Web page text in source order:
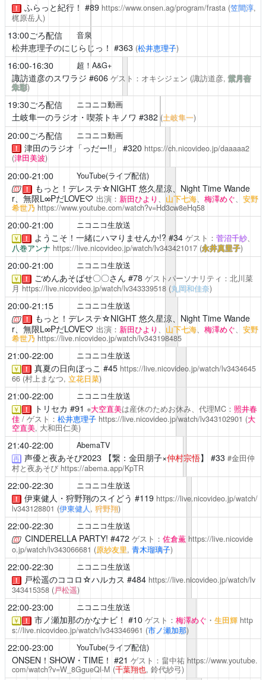
！ ふらっと紀行！ #89 https://www.onsen.ag/program/frasta (笠間淳,
梶原岳人)
13:00ごろ配信 音泉
松井恵理子のにじらじっ！ #363 (松井恵理子)
16:00-16:30 超！A&G+
諏訪道彦のスワラジ #606 ゲスト：オキシジェン (諏訪道彦,紫月杏
朱彩)
19:30ごろ配信 ニコニコ動画
土岐隼一のラジオ・喫茶トキノワ #382 (土岐隼一)
20:00ごろ配信 ニコニコ動画
！ 津田のラジオ「っだー!!」 #320 https://ch.nicovideo.jp/daaaaa2
(津田美波)
20:00-21:00 YouTube(ライブ配信)
！ もっと！デレステ☆NIGHT悠久星涼、Night Time Wande
r、無限L∞PだLOVE♡ 出演： 新田ひより 、 山下七海、 梅澤めぐ、 安野
希世乃 https://www.youtube.com/watch?v=Hd3cw8eHq58
20:00-21:00 ニコニコ生放送
￥ ！ ようこそ！一緒にハマりませんか!? #34 ゲスト： 菅沼千紗、
八巻アンナ https://live.nicovideo.jp/watch/lv343421017 (永井真里子)
20:00-21:00 ニコニコ生放送
￥ ！ ごめんあそばせ〇〇さん #78 ゲストパーソナリティ：北川菜
月 https://live.nicovideo.jp/watch/lv343339518 (丸岡和佳奈)
20:00-21:15 ニコニコ生放送
！ もっと！デレステ☆NIGHT悠久星涼、Night Time Wande
r、無限L∞PだLOVE♡ 出演： 新田ひより 、 山下七海、 梅澤めぐ、 安野
希世乃 https://live.nicovideo.jp/watch/lv343198485
21:00-22:00 ニコニコ生放送
￥ ！ 真夏の日向ぼっこ #45 https://live.nicovideo.jp/watch/lv3434645
66 (村上まなつ, 立花日菜)
21:00-22:00 ニコニコ生放送
￥ ！ トリセカ #91 ※大空直美は産休のためお休み、代理MC： 照井春
佳/ ゲスト： 松井恵理子 https://live.nicovideo.jp/watch/lv343102901 (大
空直美, 大和田仁美)
21:40-22:00 AbemaTV
再 声優と夜あそび2023 【繋：金田朋子×仲村宗悟】 #33 #金田仲
村と夜あそび https://abema.app/KpTR
22:00-22:30 ニコニコ生放送
！ 伊東健人・狩野翔のスイどう #119 https://live.nicovideo.jp/watch/
lv343128801 (伊東健人, 狩野翔)
22:00-22:30 ニコニコ生放送
CINDERELLA PARTY! #472 ゲスト： 佐倉薫 https://live.nicovide
o.jp/watch/lv343066681 (原紗友里, 青木瑠璃子)
22:00-22:30 ニコニコ生放送
！ 戸松遥のココロ☆ハルカス #484 https://live.nicovideo.jp/watch/lv
343415358 (戸松遥)
22:00-23:00 ニコニコ生放送
￥ ！ 市ノ瀬加那のかなナビ！ #10 ゲスト： 梅澤めぐ ・ 生田輝 http
s://live.nicovideo.jp/watch/lv343346961 (市ノ瀬加那)
22:00-23:00 YouTube(ライブ配信)
ONSEN！SHOW・TIME！ #21 ゲスト：畠中祐 https://www.youtube.
com/watch?v=W_8GgueQl-M (千葉翔也, 鈴代紗弓)